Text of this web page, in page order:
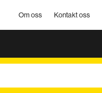
Om oss Kontakt oss